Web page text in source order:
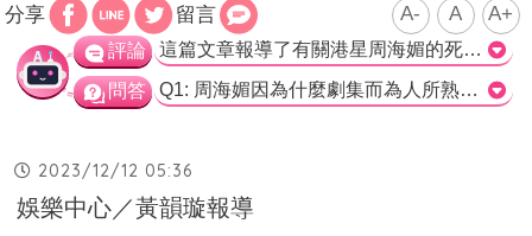
分享 留言 A- A A+
評論 這篇文章報導了有關港星周海媚的死訊瘋傳一事，但對於這則消息的真實性未經確認。儘管有網友爆料並且媒體試圖求證，但周海媚的工作人員對於詢問媒體的問題掛斷電話，也讓人感到疑惑。一位周海媚的老友也回應表示這是假消息。此外，最早爆料的網友也刪除了相關爆料。根據報導，周海媚在12月6日慶祝了57歲生日，並且患有紅斑性狼瘡多年，然而，只要按照醫生囑咐治療，多數的患者都能維持安然生活。需要強調的是，除非遇到病毒感染造成器官衰竭，否則該病無法根治而只能控制。因此，儘管有關周海媚的死訊在網路瘋傳，目前並沒有證據能夠證實這則消息的真實性。>
問答 Q1: 周海媚因為什麼劇集而為人所熟知？ a) 《倚天屠龍記》 b) 《流氓大亨》 c) 《義不容情》 d) 《天地豪情》 正確答案: a) 《倚天屠龍記》 Q2: 周海媚的經典MV是與誰共同演出？ a) 張學友 b) 林青霞 c) 周潤發 d) 梅艷芳 正確答案: a) 張學友 Q3: 周海媚最近是否因為紅斑性狼瘡的原因去世？ a) 是 b) 否 正確答案: b) 否
2023/12/12 05:36
娛樂中心／黃韻璇報導